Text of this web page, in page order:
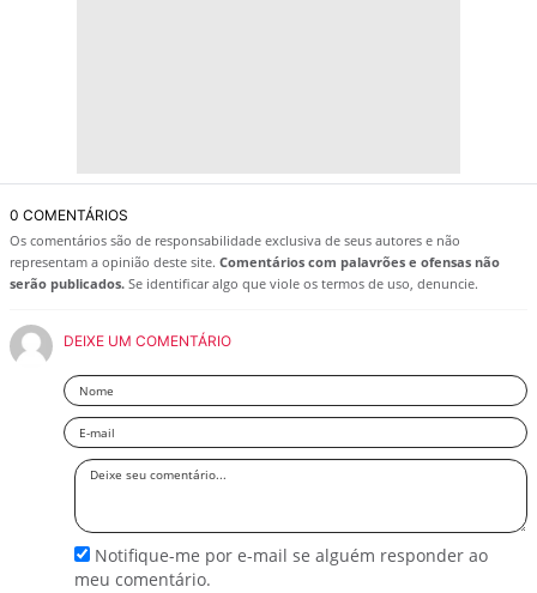
0 COMENTÁRIOS
Os comentários são de responsabilidade exclusiva de seus autores e não
representam a opinião deste site. Comentários com palavrões e ofensas não
serão publicados. Se identificar algo que viole os termos de uso, denuncie.
DEIXE UM COMENTÁRIO
Nome
Email
Deixe
Notifique-me por e-mail se alguém responder ao
meu comentário.